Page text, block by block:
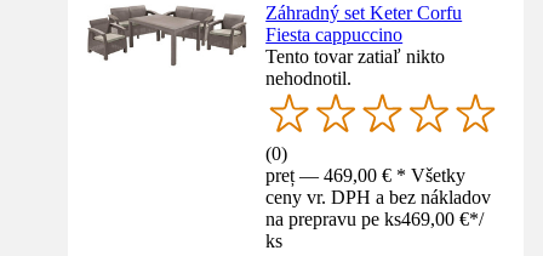
Záhradný set Keter Corfu
Fiesta cappuccino
Tento tovar zatiaľ nikto
nehodnotil.
(0)
preț — 469,00 € * Všetky
ceny vr. DPH a bez nákladov
na prepravu pe ks469,00 €*/
ks